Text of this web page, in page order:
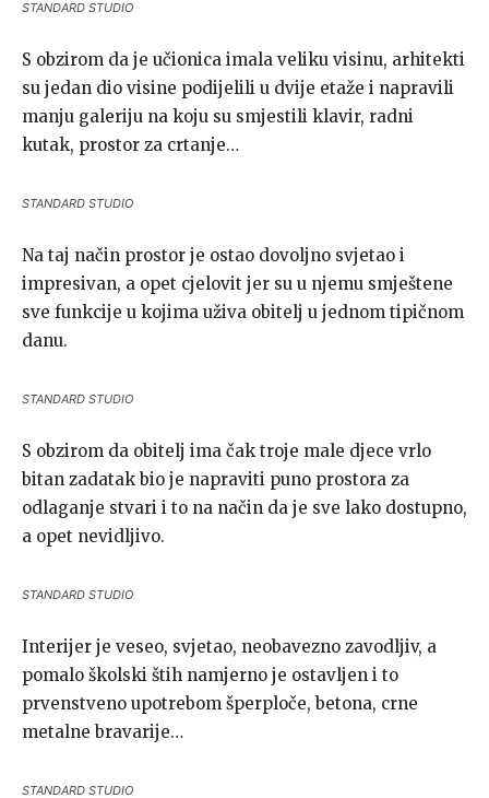
STANDARD STUDIO
S obzirom da je učionica imala veliku visinu, arhitekti
su jedan dio visine podijelili u dvije etaže i napravili
manju galeriju na koju su smjestili klavir, radni
kutak, prostor za crtanje…
STANDARD STUDIO
Na taj način prostor je ostao dovoljno svjetao i
impresivan, a opet cjelovit jer su u njemu smještene
sve funkcije u kojima uživa obitelj u jednom tipičnom
danu.
STANDARD STUDIO
S obzirom da obitelj ima čak troje male djece vrlo
bitan zadatak bio je napraviti puno prostora za
odlaganje stvari i to na način da je sve lako dostupno,
a opet nevidljivo.
STANDARD STUDIO
Interijer je veseo, svjetao, neobavezno zavodljiv, a
pomalo školski štih namjerno je ostavljen i to
prvenstveno upotrebom šperploče, betona, crne
metalne bravarije…
STANDARD STUDIO